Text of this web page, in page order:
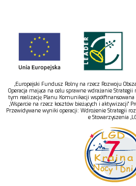
„Europejski Fundusz Rolny na rzecz Rozwoju
Operacja mająca na celu sprawne wdrażanie
tym realizację Planu Komunikacji
„Wsparcie na rzecz kosztów bieżących i aktywizacji”
Przewidywane wyniki operacji: Wdrożenie Strategii
e Stowarzyszenia